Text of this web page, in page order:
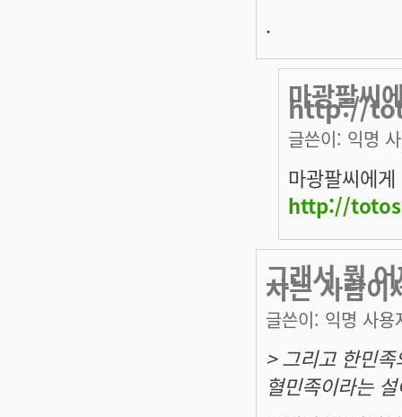
.
마광팔씨
http://
글쓴이: 익명
마광팔씨에
http://
그래서 뭘
사는 사람이
글쓴이: 익명 사용
> 그리고 한민
혈민족이라는